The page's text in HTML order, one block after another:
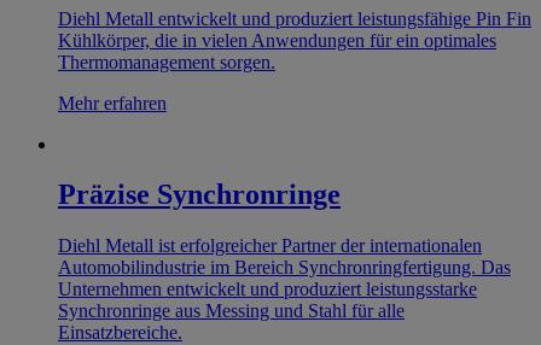
Diehl Metall entwickelt und produziert leistungsfähige Pin Fin
Kühlkörper, die in vielen Anwendungen für ein optimales
Thermomanagement sorgen.
Mehr erfahren
Präzise Synchronringe
Diehl Metall ist erfolgreicher Partner der internationalen
Automobilindustrie im Bereich Synchronringfertigung. Das
Unternehmen entwickelt und produziert leistungsstarke
Synchronringe aus Messing und Stahl für alle
Einsatzbereiche.